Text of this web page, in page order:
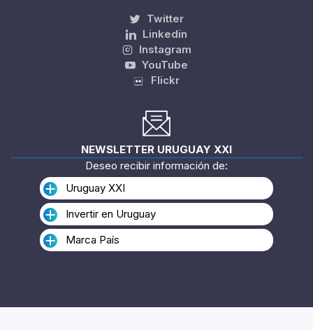
Twitter
Linkedin
Instagram
YouTube
Flickr
NEWSLETTER URUGUAY XXI
Deseo recibir información de:
Uruguay XXI
Invertir en Uruguay
Marca País